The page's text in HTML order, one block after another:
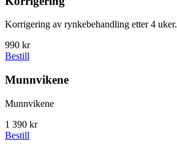
Korrigering av rynkebehandling etter 4 uker.
990 kr
Bestill
Munnvikene
Munnvikene
1 390 kr
Bestill